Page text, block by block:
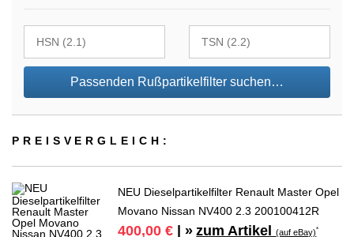
Passenden Rußpartikelfilter suchen…
PREIS­VER­GLEICH:
NEU Dieselpartikelfilter Renault Master Opel
Movano Nissan NV400 2.3 200100412R
400,00 € | » zum Artikel(auf eBay)*